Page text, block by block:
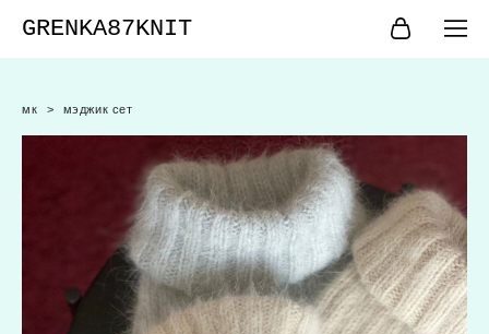
GRENKA87KNIT
мк > мэджик сет